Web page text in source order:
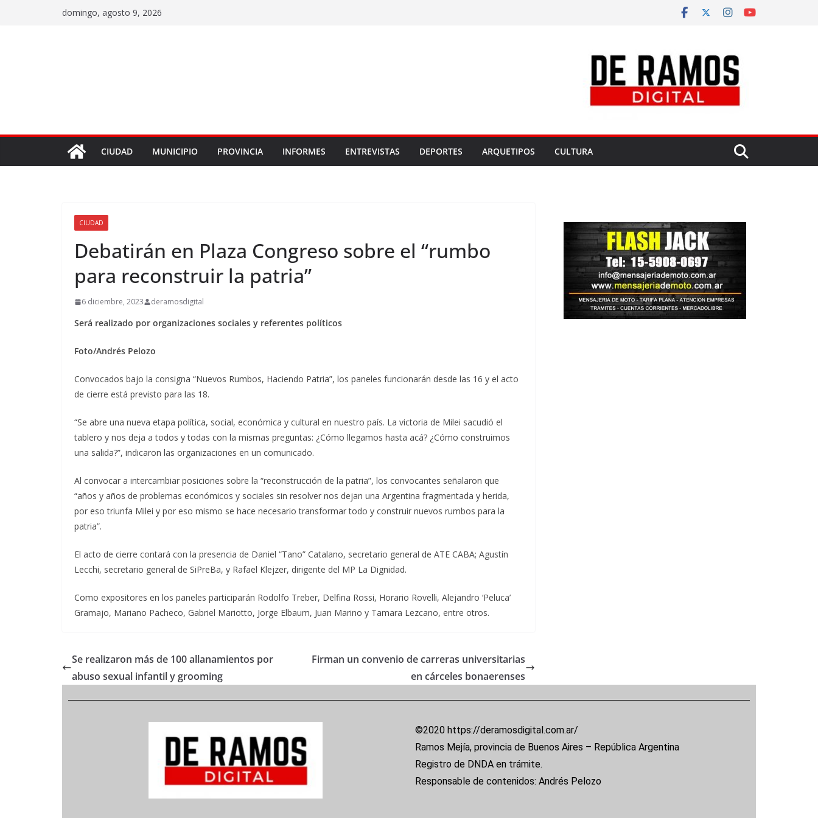
domingo, agosto 9, 2026
CIUDAD MUNICIPIO PROVINCIA INFORMES ENTREVISTAS DEPORTES ARQUETIPOS CULTURA
CIUDAD
Debatirán en Plaza Congreso sobre el “rumbo
para reconstruir la patria”
6 diciembre, 2023 deramosdigital
Será realizado por organizaciones sociales y referentes políticos
Foto/Andrés Pelozo
Convocados bajo la consigna “Nuevos Rumbos, Haciendo Patria”, los paneles funcionarán desde las 16 y el acto
de cierre está previsto para las 18.
“Se abre una nueva etapa política, social, económica y cultural en nuestro país. La victoria de Milei sacudió el
tablero y nos deja a todos y todas con la mismas preguntas: ¿Cómo llegamos hasta acá? ¿Cómo construimos
una salida?”, indicaron las organizaciones en un comunicado.
Al convocar a intercambiar posiciones sobre la “reconstrucción de la patria”, los convocantes señalaron que
“años y años de problemas económicos y sociales sin resolver nos dejan una Argentina fragmentada y herida,
por eso triunfa Milei y por eso mismo se hace necesario transformar todo y construir nuevos rumbos para la
patria”.
El acto de cierre contará con la presencia de Daniel “Tano” Catalano, secretario general de ATE CABA; Agustín
Lecchi, secretario general de SiPreBa, y Rafael Klejzer, dirigente del MP La Dignidad.
Como expositores en los paneles participarán Rodolfo Treber, Delfina Rossi, Horario Rovelli, Alejandro ‘Peluca’
Gramajo, Mariano Pacheco, Gabriel Mariotto, Jorge Elbaum, Juan Marino y Tamara Lezcano, entre otros.
Se realizaron más de 100 allanamientos por
abuso sexual infantil y grooming
Firman un convenio de carreras universitarias
en cárceles bonaerenses
©2020 https://deramosdigital.com.ar/
Ramos Mejía, provincia de Buenos Aires – República Argentina
Registro de DNDA en trámite.
Responsable de contenidos: Andrés Pelozo